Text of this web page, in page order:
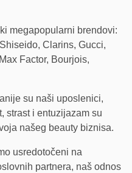
megapopularni brendovi:
Clarins, Gucci,
Factor, Bourjois,
su naši uposlenici,
strast i entuzijazam su
našeg beauty biznisa.
usredotočeni na
partnera, naš odnos